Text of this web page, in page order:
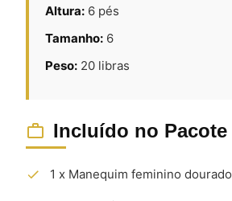
Altura:6 pés
Tamanho:6
Peso:20 libras
Incluído no Pacote
1 x Manequim feminino dourado